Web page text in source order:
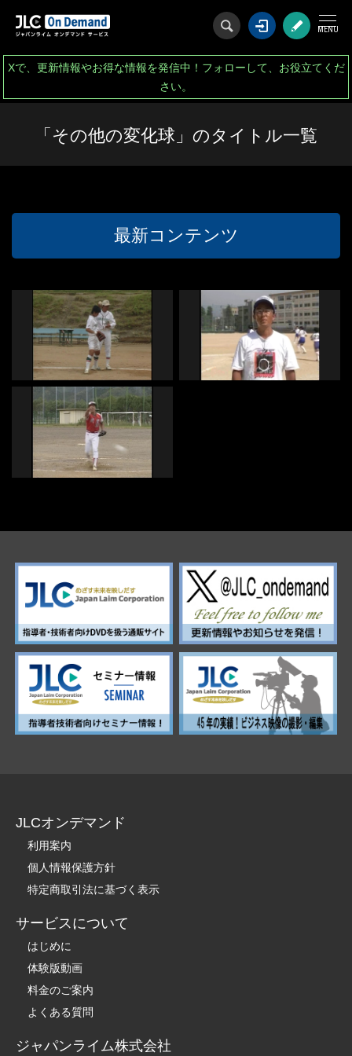
ログイン会
Xで、更新情報やお得な情報を発信中！フォローして、お役立てくだ
さい。
「その他の変化球」のタイトル一覧
最新コンテンツ
JLCオンデマンド
利用案内
個人情報保護方針
特定商取引法に基づく表示
サービスについて
はじめに
体験版動画
料金のご案内
よくある質問
ジャパンライム株式会社